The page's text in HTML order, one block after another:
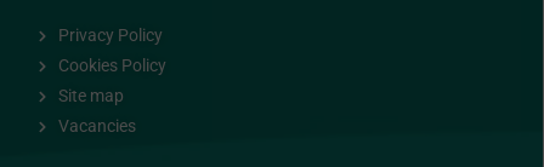
Privacy Policy
Cookies Policy
Site map
Vacancies